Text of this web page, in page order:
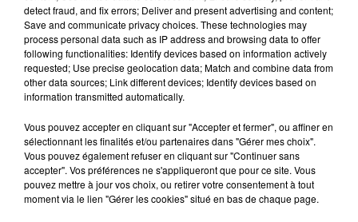
Alouette vous invite à
Futuroscope Xperiences !
Le Duel - Gagnez votre balade
en jet ski !
detect fraud, and fix errors; Deliver and present advertising and content;
Save and communicate privacy choices. These technologies may
process personal data such as IP address and browsing data to offer
following functionalities: Identify devices based on information actively
requested; Use precise geolocation data; Match and combine data from
other data sources; Link different devices; Identify devices based on
information transmitted automatically.
Vous pouvez accepter en cliquant sur "Accepter et fermer", ou affiner en
sélectionnant les finalités et/ou partenaires dans "Gérer mes choix".
Vous pouvez également refuser en cliquant sur "Continuer sans
accepter". Vos préférences ne s'appliqueront que pour ce site. Vous
pouvez mettre à jour vos choix, ou retirer votre consentement à tout
moment via le lien "Gérer les cookies" situé en bas de chaque page.